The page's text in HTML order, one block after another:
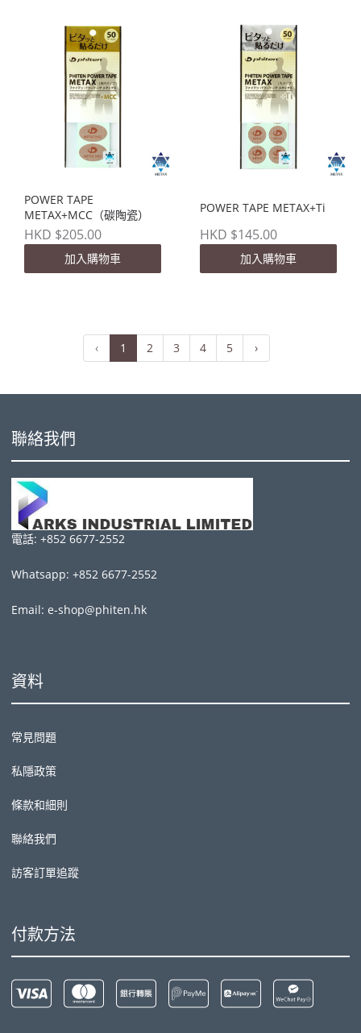
POWER TAPE
METAX+MCC（碳陶瓷）
HKD $205.00
加入購物車
POWER TAPE METAX+Ti
HKD $145.00
加入購物車
‹ 1 2 3 4 5 ›
聯絡我們
電話: +852 6677-2552
Whatsapp: +852 6677-2552
Email: e-shop@phiten.hk
資料
常見問題
私隱政策
條款和細則
聯絡我們
訪客訂單追蹤
付款方法